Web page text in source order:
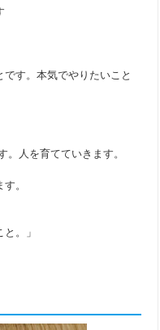
す。本気でやりたいこと
人を育てていきます。
。
。」